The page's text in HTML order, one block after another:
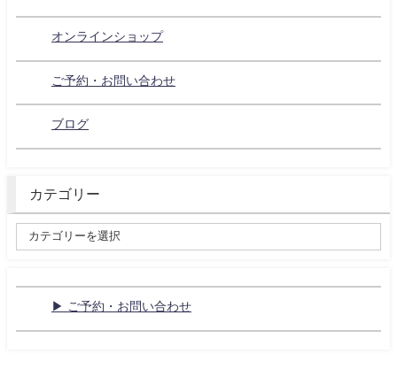
オンラインショップ
ご予約・お問い合わせ
ブログ
カテゴリー
▶ ご予約・お問い合わせ